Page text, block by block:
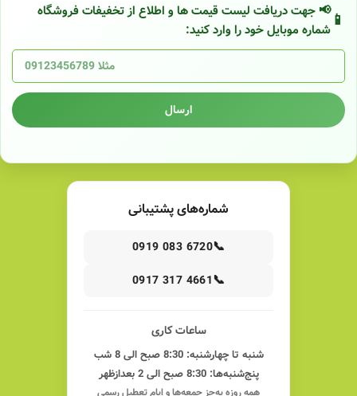
📢 جهت دریافت لیست قیمت ها و اطلاع از تخفیفات فروشگاه
شماره موبایل خود را وارد کنید:
ارسال
شماره‌های پشتیبانی
📞
0919 083 6720
📞
0917 317 4661
ساعات کاری
شنبه تا چهارشنبه: 8:30 صبح الی 8 شب
پنج‌شنبه‌ها: 8:30 صبح الی 2 بعدازظهر
همه روزه به‌جز جمعه‌ها و ایام تعطیل رسمی